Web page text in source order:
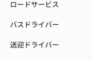
ロードサービス
バスドライバー
送迎ドライバー